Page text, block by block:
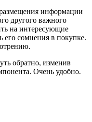
информации
другого важного
на интересующие
его сомнения в покупке.
обратно, изменив
Очень удобно.